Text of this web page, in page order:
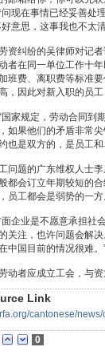
问现在事情已经妥善处
好意思，这事我也不太
资纠纷的吴律师对记
者在同一单位工作十
班费、离职费等标准
，因此对新入职的员
国家规定，劳动合同到
如果他们的矛盾非常
也是双方的，是员工
问题的广东维权人士
都会订立年期较短的
员工都会是弱势的一方
面企业是不愿意承担社
关注，也许问题会解
中国目前的情况很难。
动者应成立工会，与
Link
cantonese/
0